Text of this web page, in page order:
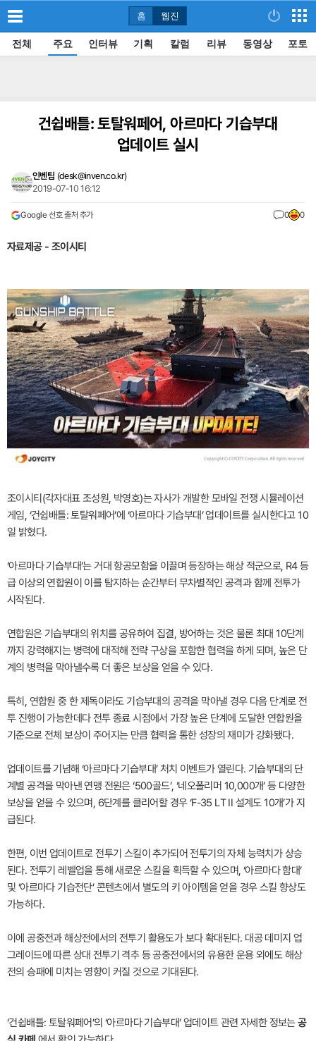
홈 웹진
전체 주요 인터뷰 기획 칼럼 리뷰 동영상 포토
건쉽배틀: 토탈워페어, 아르마다 기습부대
업데이트 실시
인벤팀 (desk@inven.co.kr)
2019-07-10 16:12
Google 선호 출처 추가 0 0
자료제공 - 조이시티
조이시티(각자대표 조성원, 박영호)는 자사가 개발한 모바일 전쟁 시뮬레이션
게임, ‘건쉽배틀: 토탈워페어’에 ‘아르마다 기습부대’ 업데이트를 실시한다고 10
일 밝혔다.
‘아르마다 기습부대’는 거대 항공모함을 이끌며 등장하는 해상 적군으로, R4 등
급 이상의 연합원이 이를 탐지하는 순간부터 무차별적인 공격과 함께 전투가
시작된다.
연합원은 기습부대의 위치를 공유하여 집결, 방어하는 것은 물론 최대 10단계
까지 강력해지는 병력에 대적해 전략 구상을 포함한 협력을 하게 되며, 높은 단
계의 병력을 막아낼수록 더 좋은 보상을 얻을 수 있다.
특히, 연합원 중 한 제독이라도 기습부대의 공격을 막아낼 경우 다음 단계로 전
투 진행이 가능한데다 전투 종료 시점에서 가장 높은 단계에 도달한 연합원을
기준으로 전체 보상이 주어지는 만큼 협력을 통한 성장의 재미가 강화됐다.
업데이트를 기념해 ‘아르마다 기습부대’ 처치 이벤트가 열린다. 기습부대의 단
계별 공격을 막아낸 연맹 전원은 ‘500골드’, ‘네오폴리머 10,000개’ 등 다양한
보상을 얻을 수 있으며, 6단계를 클리어할 경우 ‘F-35 LT II 설계도 10개’가 지
급된다.
한편, 이번 업데이트로 전투기 스킬이 추가되어 전투기의 자체 능력치가 상승
된다. 전투기 레벨업을 통해 새로운 스킬을 획득할 수 있으며, ‘아르마다 함대’
및 ‘아르마다 기습전단’ 콘텐츠에서 별도의 키 아이템을 얻을 경우 스킬 향상도
가능하다.
이에 공중전과 해상전에서의 전투기 활용도가 보다 확대된다. 대공 데미지 업
그레이드에 따른 상대 전투기 격추 등 공중전에서의 유용한 운용 외에도 해상
전의 승패에 미치는 영향이 커질 것으로 기대된다.
‘건쉽배틀: 토탈워페어’의 ‘아르마다 기습부대’ 업데이트 관련 자세한 정보는공